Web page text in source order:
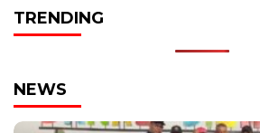
TRENDING
NEWS